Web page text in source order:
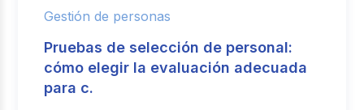
Gestión de personas
Pruebas de selección de personal:
cómo elegir la evaluación adecuada
para c.